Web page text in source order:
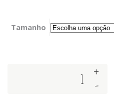
Tamanho
-
+